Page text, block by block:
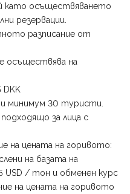
като осъществяването
резервации.
разписание от
осъществява на
DKK
минимум 30 туристи.
за лица с
на цената на горивото:
на базата на
USD / тон и обменен курс
на цената на горивото